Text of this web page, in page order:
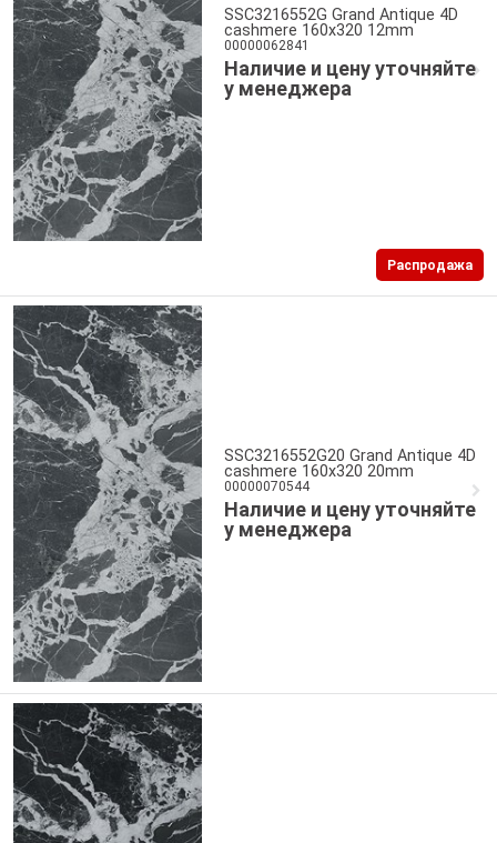
SSC3216552G Grand Antique 4D
cashmere 160x320 12mm
00000062841
Наличие и цену уточняйте
у менеджера
Распродажа
SSC3216552G20 Grand Antique 4D
cashmere 160x320 20mm
00000070544
Наличие и цену уточняйте
у менеджера